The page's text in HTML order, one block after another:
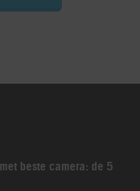
beste camera: de 5